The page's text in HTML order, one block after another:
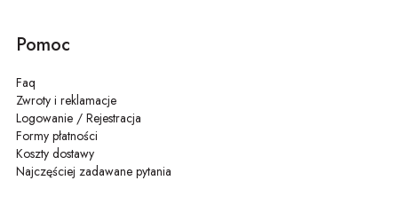
Pomoc
Faq
Zwroty i reklamacje
Logowanie / Rejestracja
Formy płatności
Koszty dostawy
Najczęściej zadawane pytania